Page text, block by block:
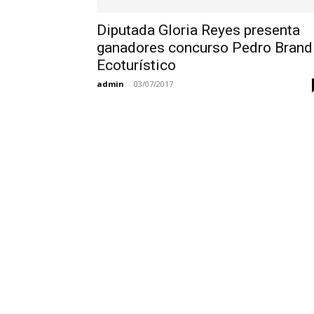
Diputada Gloria Reyes presenta
ganadores concurso Pedro Brand
Ecoturístico
admin - 03/07/2017